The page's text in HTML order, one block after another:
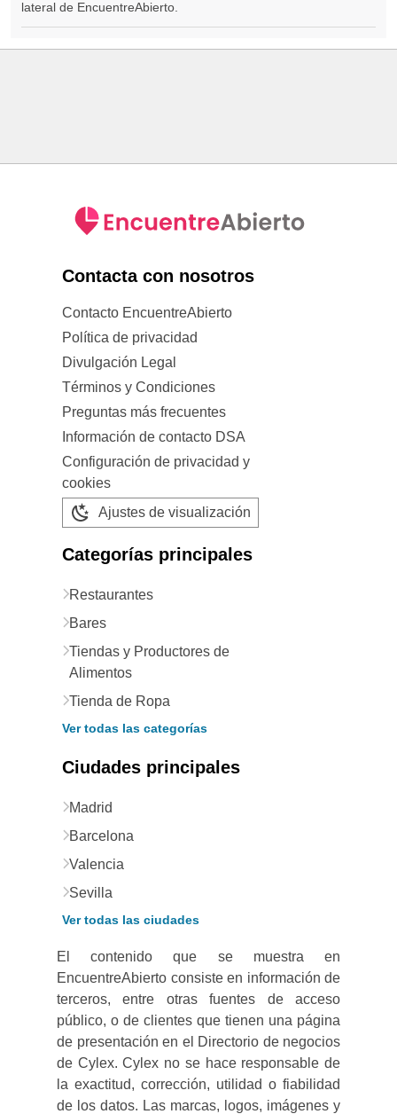
lateral de EncuentreAbierto.
Contacta con nosotros
Contacto EncuentreAbierto
Política de privacidad
Divulgación Legal
Términos y Condiciones
Preguntas más frecuentes
Información de contacto DSA
Configuración de privacidad y
cookies
Ajustes de visualización
Categorías principales
Restaurantes
Bares
Tiendas y Productores de
Alimentos
Tienda de Ropa
Ver todas las categorías
Ciudades principales
Madrid
Barcelona
Valencia
Sevilla
Ver todas las ciudades
El contenido que se muestra en
EncuentreAbierto consiste en información de
terceros, entre otras fuentes de acceso
público, o de clientes que tienen una página
de presentación en el Directorio de negocios
de Cylex. Cylex no se hace responsable de
la exactitud, corrección, utilidad o fiabilidad
de los datos. Las marcas, logos, imágenes y